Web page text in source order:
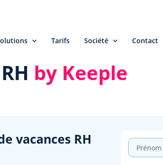
Tarifs Société Contact
by Keeple
vacances RH